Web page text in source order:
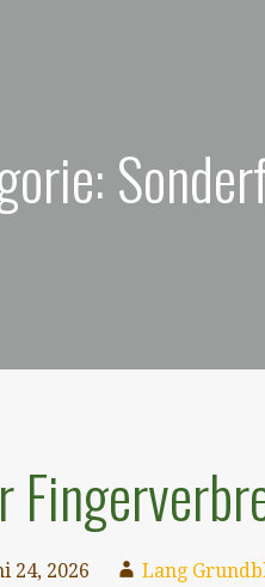
24, 2026 Lang